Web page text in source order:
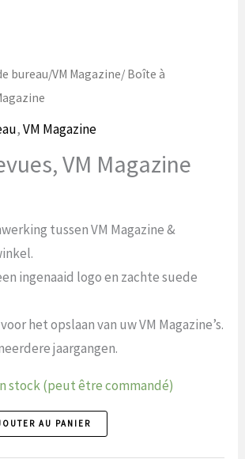
bureau/VM Magazine/ Boîte à
,VM Magazine
VM Magazine
tussen VM Magazine &
ingenaaid logo en zachte suede
het opslaan van uw VM Magazine’s.
jaargangen.
stock (peut être commandé)
AU PANIER